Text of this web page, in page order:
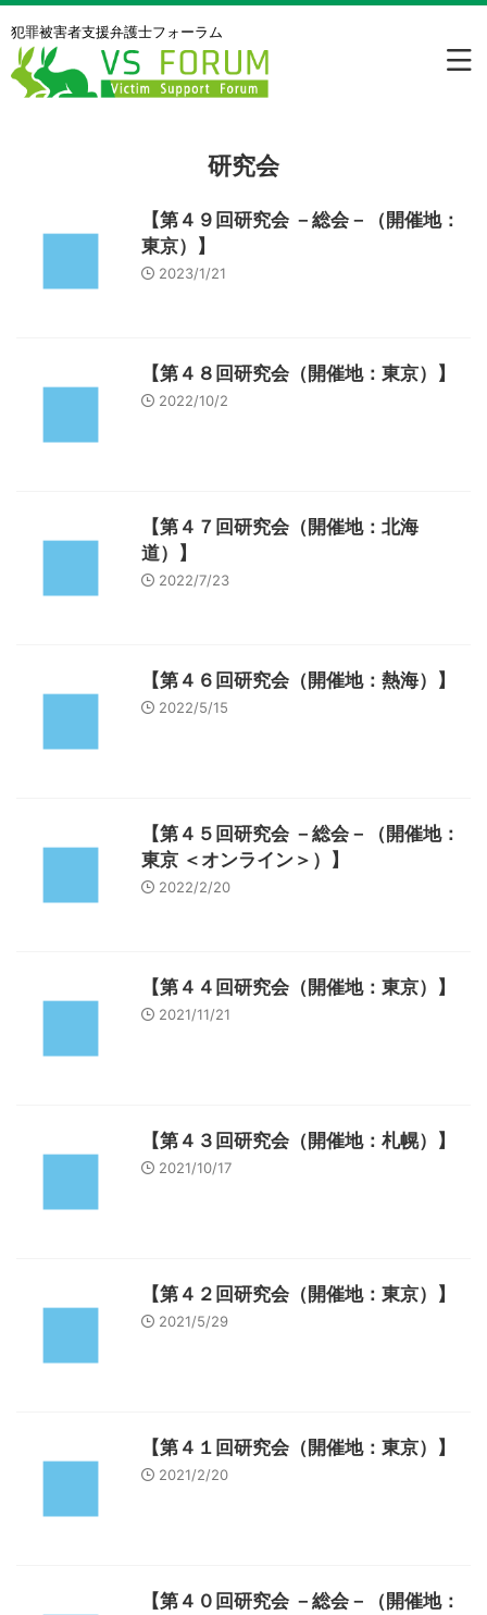
犯罪被害者⽀援弁護⼠フォーラム
研究会
【第４９回研究会 －総会－（開催地：
東京）】
2023/1/21
【第４８回研究会（開催地：東京）】
2022/10/2
【第４７回研究会（開催地：北海
道）】
2022/7/23
【第４６回研究会（開催地：熱海）】
2022/5/15
【第４５回研究会 －総会－（開催地：
東京 ＜オンライン＞）】
2022/2/20
【第４４回研究会（開催地：東京）】
2021/11/21
【第４３回研究会（開催地：札幌）】
2021/10/17
【第４２回研究会（開催地：東京）】
2021/5/29
【第４１回研究会（開催地：東京）】
2021/2/20
【第４０回研究会 －総会－（開催地：